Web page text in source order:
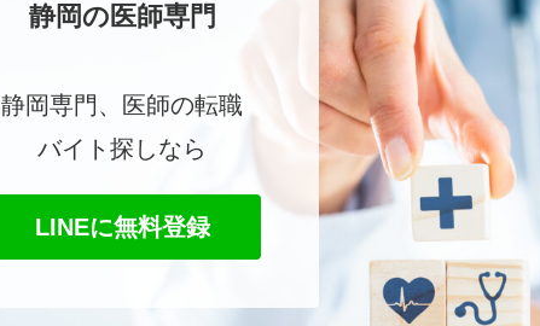
静岡の医師専門
静岡専門、医師の転職
バイト探しなら
LINEに無料登録